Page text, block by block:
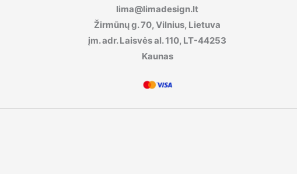
lima@limadesign.lt
Žirmūnų g. 70, Vilnius, Lietuva
įm. adr. Laisvės al. 110, LT-44253
Kaunas